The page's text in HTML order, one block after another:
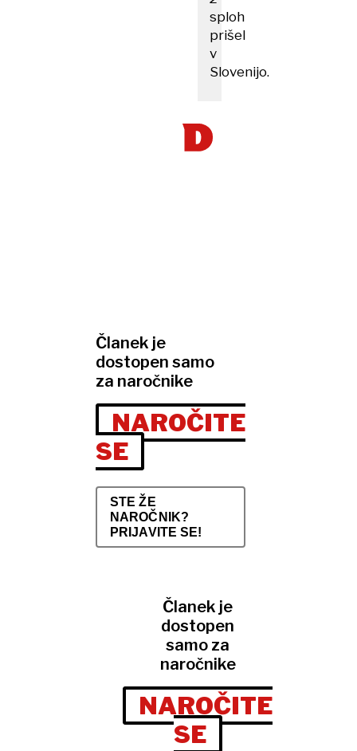
sploh
prišel
v
Slovenijo.
Članek je
dostopen samo
za naročnike
NAROČITE
SE
STE ŽE
NAROČNIK?
PRIJAVITE SE!
Članek je
dostopen
samo za
naročnike
NAROČITE
SE